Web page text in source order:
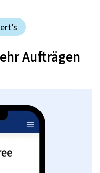
Aufträgen